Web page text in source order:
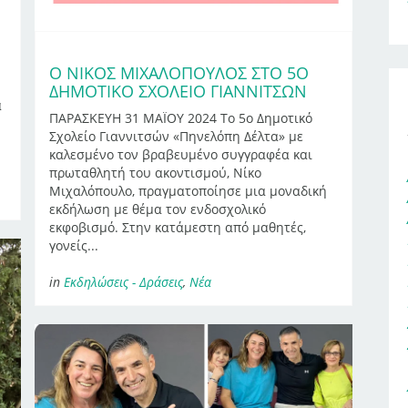
Ο ΝΊΚΟΣ ΜΙΧΑΛΌΠΟΥΛΟΣ ΣΤΟ 5Ο
ΔΗΜΟΤΙΚΌ ΣΧΟΛΕΊΟ ΓΙΑΝΝΙΤΣΏΝ
ΠΑΡΑΣΚΕΥΗ 31 ΜΑΪΟΥ 2024 Το 5ο Δημοτικό
Σχολείο Γιαννιτσών «Πηνελόπη Δέλτα» με
καλεσμένο τον βραβευμένο συγγραφέα και
πρωταθλητή του ακοντισμού, Νίκο
Μιχαλόπουλο, πραγματοποίησε μια μοναδική
εκδήλωση με θέμα τον ενδοσχολικό
εκφοβισμό. Στην κατάμεστη από μαθητές,
γονείς...
in Εκδηλώσεις - Δράσεις, Νέα